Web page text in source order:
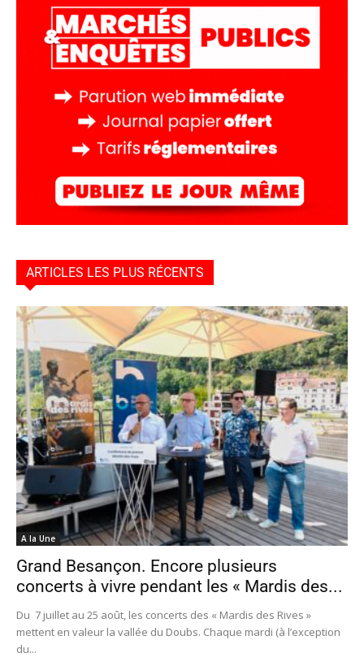
ARTICLES LES PLUS RÉCENTS
A la Une
Grand Besançon. Encore plusieurs
concerts à vivre pendant les « Mardis des...
Du 7 juillet au 25 août, les concerts des « Mardis des Rives »
mettent en valeur la vallée du Doubs. Chaque mardi (à l’exception
du...